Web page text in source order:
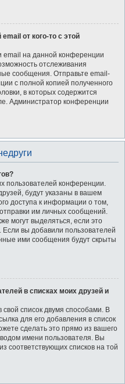
от кого-то с этой
на данной конференции
отслеживания
сообщения. Отправьте email-
с полной копией полученного
в которых содержится
Администратор конференции
пользователей конференции.
будут указаны в вашем
доступа к информации о том,
им личных сообщений.
могут выделяться, если это
вы добавили пользователей
ими сообщения будут скрыты
в списках моих друзей и
список двумя способами. В
для его добавления в список
сделать это прямо из вашего
имени пользователя. Вы
соответствующих списков на той